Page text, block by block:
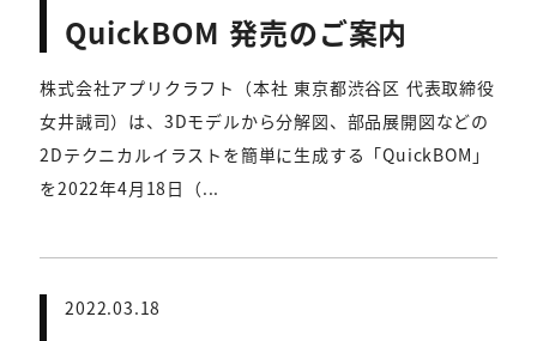
QuickBOM 発売のご案内
株式会社アプリクラフト（本社 東京都渋谷区 代表取締役
女井誠司）は、3Dモデルから分解図、部品展開図などの
2Dテクニカルイラストを簡単に生成する「QuickBOM」
を2022年4月18日（...
2022.03.18